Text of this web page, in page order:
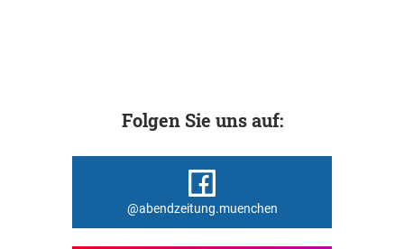
Folgen Sie uns auf:
@abendzeitung.muenchen